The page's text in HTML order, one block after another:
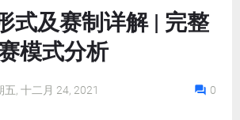
式及赛制详解 | 完整
模式分析
五, 十二月 24, 2021 0